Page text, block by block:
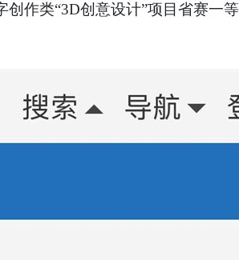
作类“3D创意设计”项目省赛一等